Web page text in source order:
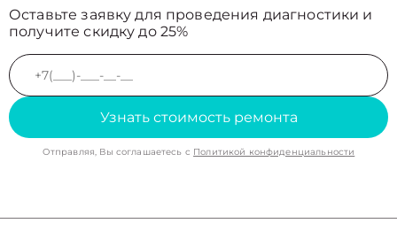
Оставьте заявку для проведения диагностики и
получите скидку до 25%
Узнать стоимость ремонта
Отправляя, Вы соглашаетесь с Политикой конфиденциальности